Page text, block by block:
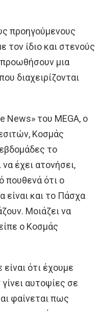
προηγούμενους
τον ίδιο και στενούς
μια
διαχειρίζονται
News» του ΜEGA, ο
Κοσμάς
το
έχει ατονήσει,
πουθενά ότι ο
και το Πάσχα
Μοιάζει να
ο Κοσμάς
ότι έχουμε
αυτοψίες σε
φαίνεται πως